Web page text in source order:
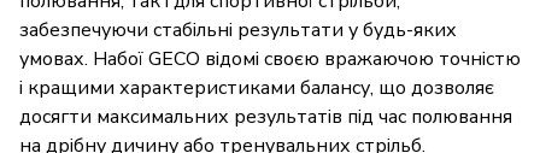
забезпечуючи стабільні результати у будь-яких
умовах. Набої GECO відомі своєю вражаючою точністю
і кращими характеристиками балансу, що дозволяє
досягти максимальних результатів під час полювання
на дрібну дичину або тренувальних стрільб.